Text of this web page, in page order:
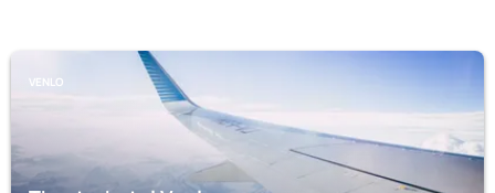
VENLO